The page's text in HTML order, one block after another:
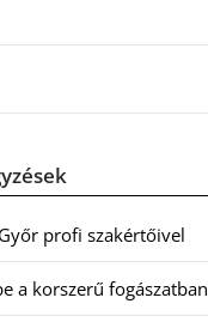
profi szakértőivel
a korszerű fogászatban